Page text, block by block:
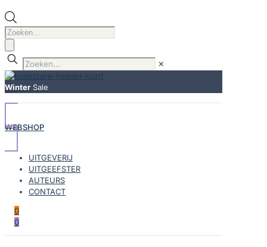
Producten
zoeken
✕
Winter Sale
WEBSHOP
UITGEVERIJ
UITGEEFSTER
AUTEURS
CONTACT
0
0